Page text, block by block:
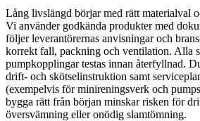
Lång livslängd börjar med rätt materialval
Vi använder godkända produkter med
följer leverantörernas anvisningar och
korrekt fall, packning och ventilation. Alla
pumpkopplingar testas innan återfyllnad.
drift- och skötselinstruktion samt
(exempelvis för minireningsverk och
bygga rätt från början minskar risken för
översvämning eller onödig slamtömning.